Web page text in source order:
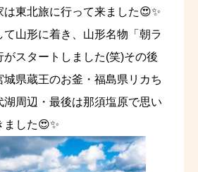
は東北旅に行って来ました😍✨
山形に着き、山形名物「朝ラ
がスタートしました(笑)その後
城県蔵王のお釜・福島県リカち
湖周辺・最後は那須塩原で思い
ました😍✨